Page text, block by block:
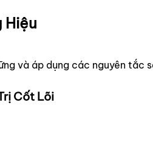
Hiệu
và áp dụng các nguyên tắc
Cốt Lõi